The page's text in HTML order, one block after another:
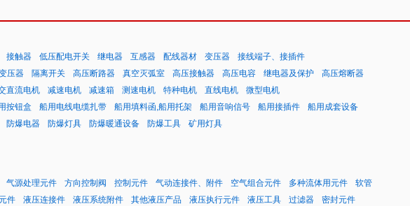
接触器 低压配电开关 继电器 互感器 配线器材 变压器
接线端子、接插件
压器 隔离开关 高压断路器 真空灭弧室 高压接触器 高压电容 继电器及保护
高压熔断器
直流电机 减速电机 减速箱 测速电机 特种电机 直线电机
微型电机
按钮盒 船用电线电缆扎带 船用填料函,船用托架 船用音响信号 船用接插件
船用成套设备
防爆电器 防爆灯具 防爆暖通设备 防爆工具
矿用灯具
气源处理元件 方向控制阀 控制元件 气动连接件、附件 空气组合元件 多种流体用元件
软管
件 液压连接件 液压系统附件 其他液压产品 液压执行元件 液压工具 过滤器
密封元件